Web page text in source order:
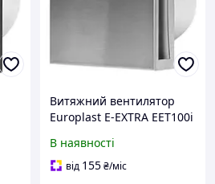
Витяжний вентилятор
Europlast E-EXTRA EЕT100і
В наявності
від 155₴/міс